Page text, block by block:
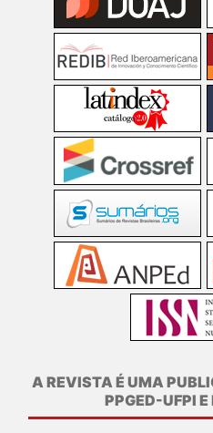
A REVISTA É UMA
PPGED-UFPI E